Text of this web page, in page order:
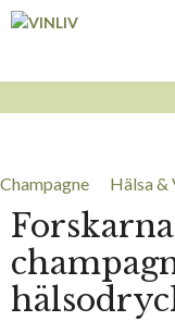
Hoppa
Champagne Hälsa &